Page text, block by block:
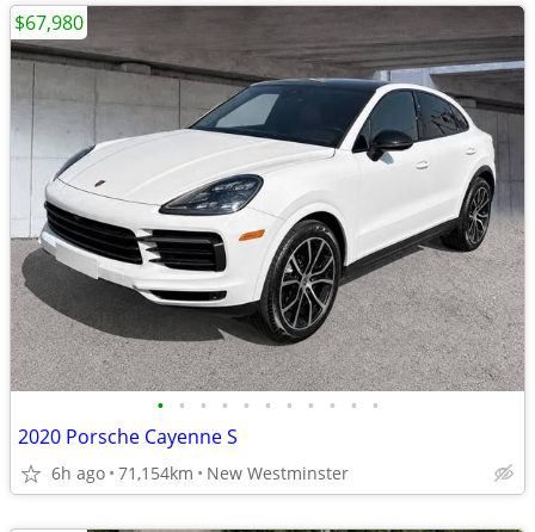
• • • • • • • • • • •
2020 Porsche Cayenne S
6h ago 71,154km New Westminster
$67,980